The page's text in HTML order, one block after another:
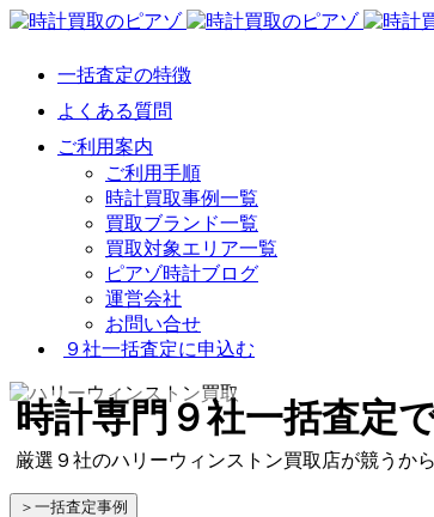
一括査定の特徴
よくある質問
ご利用案内
ご利用手順
時計買取事例一覧
買取ブランド一覧
買取対象エリア一覧
ピアゾ時計ブログ
運営会社
お問い合せ
９社一括査定に申込む
時計専門９社一括査定
厳選９社のハリーウィンストン買取店が競うか
＞一括査定事例